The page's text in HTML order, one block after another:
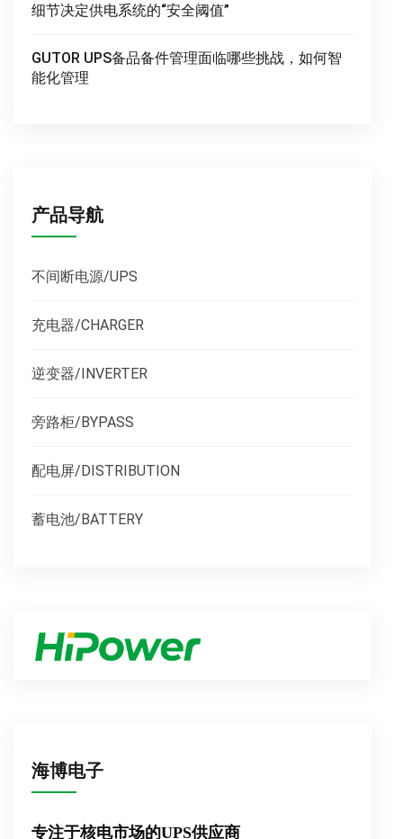
细节决定供电系统的“安全阈值”
GUTOR UPS备品备件管理面临哪些挑战，如何智
能化管理
产品导航
不间断电源/UPS
充电器/CHARGER
逆变器/INVERTER
旁路柜/BYPASS
配电屏/DISTRIBUTION
蓄电池/BATTERY
海博电子
专注于核电市场的UPS供应商